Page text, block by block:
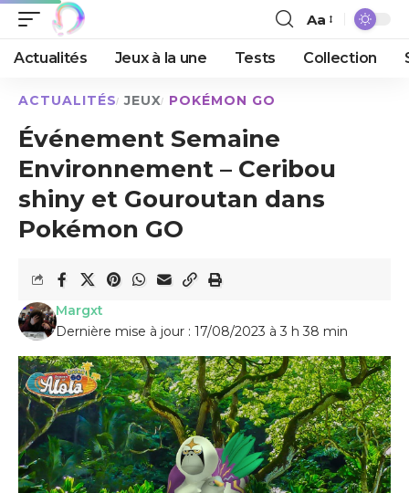
Aa
Actualités Jeux à la une Tests Collection
ACTUALITÉS JEUX POKÉMON GO
Événement Semaine
Environnement – Ceribou
shiny et Gouroutan dans
Pokémon GO
Dernière mise à jour : 17/08/2023 à 3 h 38 min
Margxt